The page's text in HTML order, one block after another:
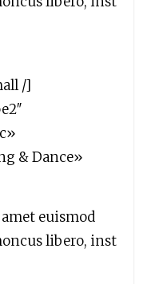
/]
& Dance»
euismod
libero, inst